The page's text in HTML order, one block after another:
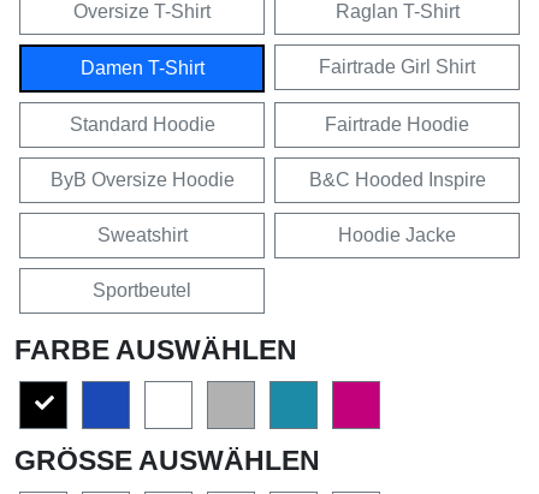
Oversize T-Shirt Raglan T-Shirt
Damen T-Shirt Fairtrade Girl Shirt
Standard Hoodie Fairtrade Hoodie
ByB Oversize Hoodie B&C Hooded Inspire
Sweatshirt Hoodie Jacke
Sportbeutel
FARBE AUSWÄHLEN
GRÖSSE AUSWÄHLEN